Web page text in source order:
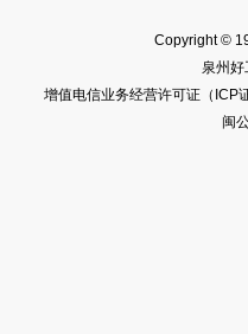
Copyright ©
泉州
增值电信业务经营许可证（ICP
闽